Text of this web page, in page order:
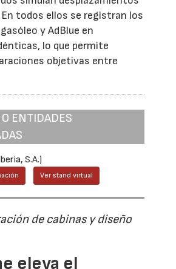
todos ellos se registran los
y AdBlue en
lo que permite
objetivas entre
ENTIDADES
S.A.)
Ver stand virtual
de cabinas y diseño
eleva el